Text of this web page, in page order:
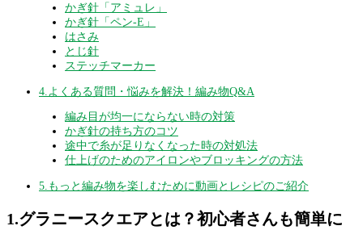
かぎ針「アミュレ」
かぎ針「ペン-E」
はさみ
とじ針
ステッチマーカー
4.よくある質問・悩みを解決！編み物Q&A
編み目が均一にならない時の対策
かぎ針の持ち方のコツ
途中で糸が足りなくなった時の対処法
仕上げのためのアイロンやブロッキングの方法
5.もっと編み物を楽しむために動画とレシピのご紹介
1.グラニースクエアとは？初心者さんも簡単に